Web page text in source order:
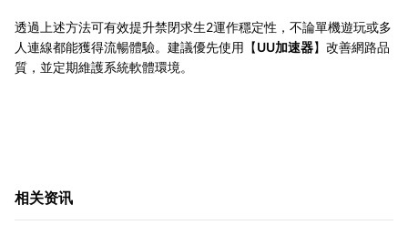
透過上述方法可有效提升禁閉求生2運作穩定性，不論單機遊玩或多
人連線都能獲得流暢體驗。建議優先使用【UU加速器】改善網路品
質，並定期維護系統軟體環境。
相关资讯